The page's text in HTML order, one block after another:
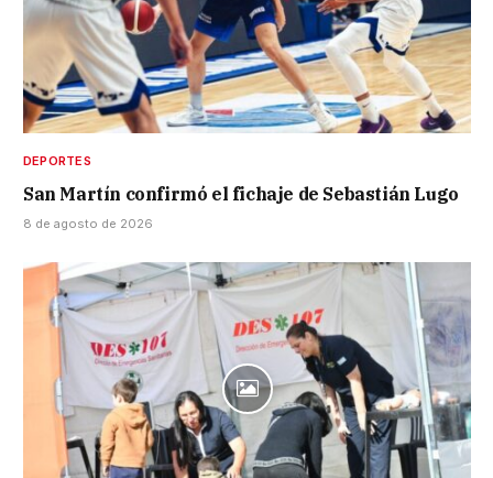
DEPORTES
San Martín confirmó el fichaje de Sebastián Lugo
8 de agosto de 2026